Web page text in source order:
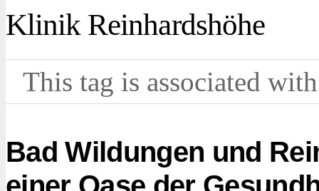
Klinik Reinhardshöhe
This tag is associated
Bad Wildungen und